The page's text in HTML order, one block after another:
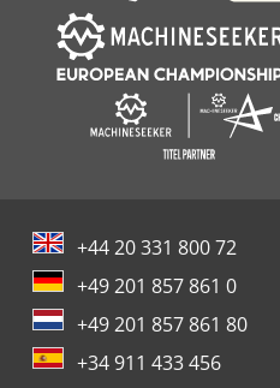
+44 20 331 800 72
+49 201 857 861 0
+49 201 857 861 80
+34 911 433 456